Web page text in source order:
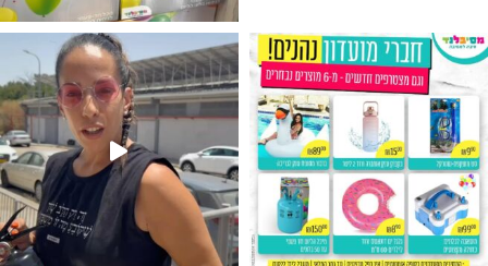
מין העובר רק במסיבלנד !! קיים